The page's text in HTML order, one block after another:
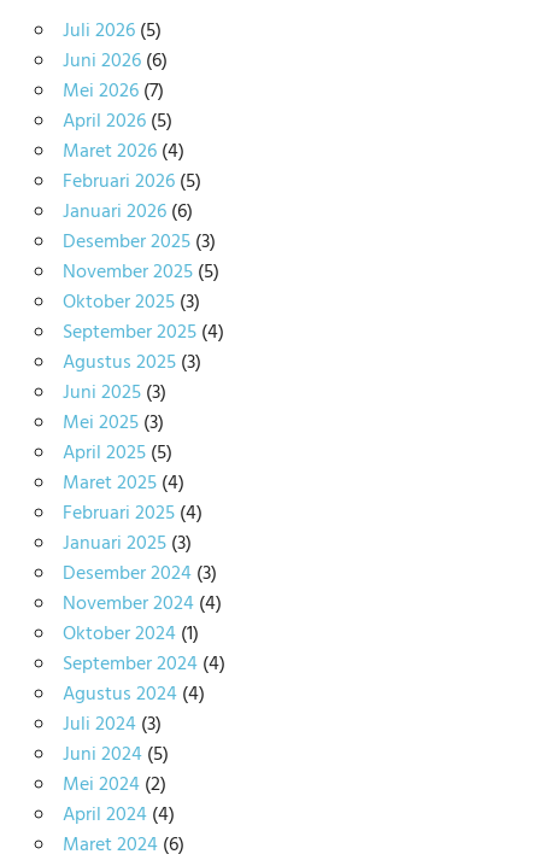
Juli 2026(5)
Juni 2026(6)
Mei 2026(7)
April 2026(5)
Maret 2026(4)
Februari 2026(5)
Januari 2026(6)
Desember 2025(3)
November 2025(5)
Oktober 2025(3)
September 2025(4)
Agustus 2025(3)
Juni 2025(3)
Mei 2025(3)
April 2025(5)
Maret 2025(4)
Februari 2025(4)
Januari 2025(3)
Desember 2024(3)
November 2024(4)
Oktober 2024(1)
September 2024(4)
Agustus 2024(4)
Juli 2024(3)
Juni 2024(5)
Mei 2024(2)
April 2024(4)
Maret 2024(6)